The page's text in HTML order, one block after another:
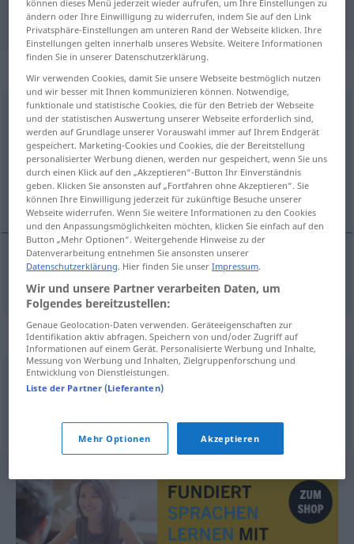
Übersetzung
„Raffgier“ : Femininum, weiblich
Raffgierf
Übersicht aller Übersetzungen
(Für mehr Details die Übersetzung anklicken/antippen)
hebzucht
Raffgier
Synonyme für "Raffgier"
Gier,Habsucht,Habgier
© OpenThesaurus.de
können dieses Menü jederzeit wieder aufrufen, um Ihre Einstellungen zu
ändern oder Ihre Einwilligung zu widerrufen, indem Sie auf den Link
Privatsphäre-Einstellungen am unteren Rand der Webseite klicken. Ihre
Einstellungen gelten innerhalb unseres Website. Weitere Informationen
finden Sie in unserer Datenschutzerklärung.
Wir verwenden Cookies, damit Sie unsere Webseite bestmöglich nutzen
und wir besser mit Ihnen kommunizieren können. Notwendige,
funktionale und statistische Cookies, die für den Betrieb der Webseite
und der statistischen Auswertung unserer Webseite erforderlich sind,
werden auf Grundlage unserer Vorauswahl immer auf Ihrem Endgerät
gespeichert. Marketing-Cookies und Cookies, die der Bereitstellung
personalisierter Werbung dienen, werden nur gespeichert, wenn Sie uns
durch einen Klick auf den „Akzeptieren“-Button Ihr Einverständnis
geben. Klicken Sie ansonsten auf „Fortfahren ohne Akzeptieren“. Sie
können Ihre Einwilligung jederzeit für zukünftige Besuche unserer
Webseite widerrufen. Wenn Sie weitere Informationen zu den Cookies
und den Anpassungsmöglichkeiten möchten, klicken Sie einfach auf den
Button „Mehr Optionen“. Weitergehende Hinweise zu der
Datenverarbeitung entnehmen Sie ansonsten unserer
Datenschutzerklärung. Hier finden Sie unserImpressum.
Wir und unsere Partner verarbeiten Daten, um
Folgendes bereitzustellen:
Genaue Geolocation-Daten verwenden. Geräteeigenschaften zur
Identifikation aktiv abfragen. Speichern von und/oder Zugriff auf
Informationen auf einem Gerät. Personalisierte Werbung und Inhalte,
Messung von Werbung und Inhalten, Zielgruppenforschung und
Entwicklung von Dienstleistungen.
Liste der Partner (Lieferanten)
Mehr Optionen Akzeptieren